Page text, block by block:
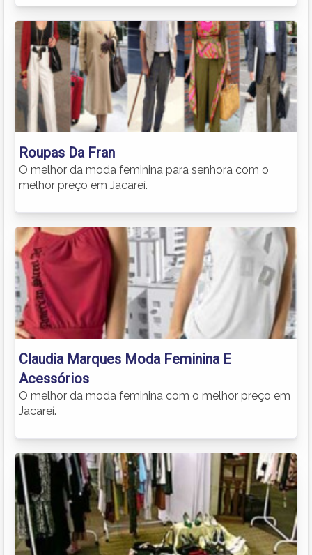
Roupas Da Fran
O melhor da moda feminina para senhora com o
melhor preço em Jacareí.
Claudia Marques Moda Feminina E
Acessórios
O melhor da moda feminina com o melhor preço em
Jacareí.